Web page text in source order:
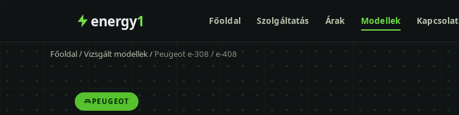
energy1 Főoldal Szolgáltatás Árak Modellek Kapcsolat
Főoldal/Vizsgált modellek/Peugeot e-308 / e-408
PEUGEOT